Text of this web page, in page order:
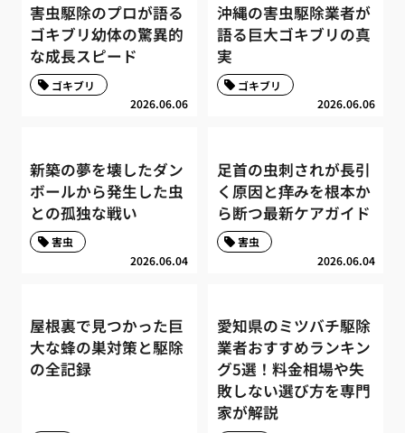
害虫駆除のプロが語る
ゴキブリ幼体の驚異的
な成長スピード
2026.06.06
ゴキブリ
沖縄の害虫駆除業者が
語る巨大ゴキブリの真
実
2026.06.06
ゴキブリ
新築の夢を壊したダン
ボールから発生した虫
との孤独な戦い
2026.06.04
害虫
足首の虫刺されが長引
く原因と痒みを根本か
ら断つ最新ケアガイド
2026.06.04
害虫
屋根裏で見つかった巨
大な蜂の巣対策と駆除
の全記録
愛知県のミツバチ駆除
業者おすすめランキン
グ5選！料金相場や失
敗しない選び方を専門
家が解説